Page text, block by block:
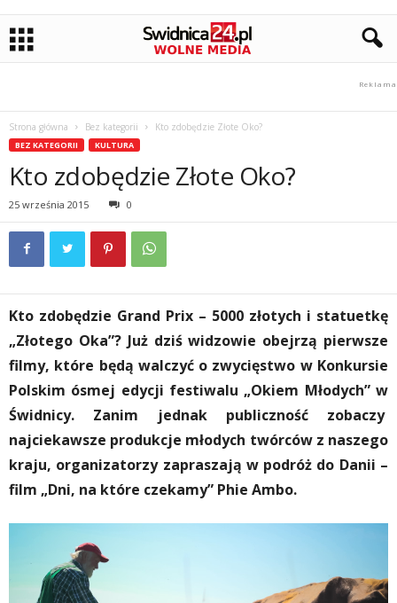
Strona główna Bez kategorii Kto zdobędzie Złote Oko?
BEZ KATEGORII KULTURA
Kto zdobędzie Złote Oko?
25 września 2015 0
Kto zdobędzie Grand Prix – 5000 złotych i statuetkę
„Złotego Oka”? Już dziś widzowie obejrzą pierwsze
filmy, które będą walczyć o zwycięstwo w Konkursie
Polskim ósmej edycji festiwalu „Okiem Młodych” w
Świdnicy. Zanim jednak publiczność zobaczy
najciekawsze produkcje młodych twórców z naszego
kraju, organizatorzy zapraszają w podróż do Danii –
film „Dni, na które czekamy” Phie Ambo.